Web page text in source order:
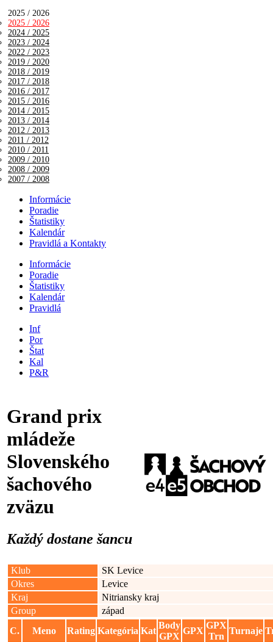
2025 / 2026
2025 / 2026
2024 / 2025
2023 / 2024
2022 / 2023
2019 / 2020
2018 / 2019
2017 / 2018
2016 / 2017
2015 / 2016
2014 / 2015
2013 / 2014
2012 / 2013
2011 / 2012
2010 / 2011
2009 / 2010
2008 / 2009
2007 / 2008
Informácie
Poradie
Štatistiky
Kalendár
Pravidlá a Kontakty
Informácie
Poradie
Štatistiky
Kalendár
Pravidlá
Inf
Por
Štat
Kal
P&R
Grand prix
mládeže
Slovenského
šachového
zväzu
Každý dostane šancu
Klub
SK Levice
Okres
Levice
Kraj
Nitriansky kraj
Group
západ
C.
Meno Rating Kategória Kat
Body
GPX
GPX
GPX
Trn
Turnaje